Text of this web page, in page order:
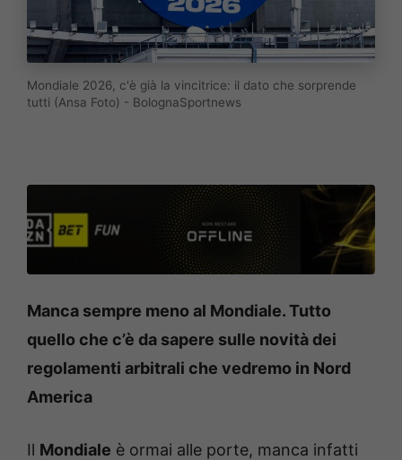
Mondiale 2026, c'è già la vincitrice: il dato che sorprende
tutti (Ansa Foto) - BolognaSportnews
Manca sempre meno al Mondiale. Tutto
quello che c’è da sapere sulle novità dei
regolamenti arbitrali che vedremo in Nord
America
Il Mondiale è ormai alle porte, manca infatti